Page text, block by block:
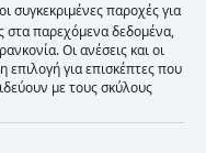
συγκεκριμένες παροχές για
στα παρεχόμενα δεδομένα,
Οι ανέσεις και οι
επιλογή για επισκέπτες που
με τους σκύλους